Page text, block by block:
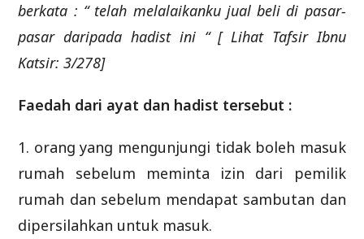
berkata : “ telah melalaikanku jual beli di pasar-
pasar daripada hadist ini “ [ Lihat Tafsir Ibnu
Katsir: 3/278]
Faedah dari ayat dan hadist tersebut :
1. orang yang mengunjungi tidak boleh masuk
rumah sebelum meminta izin dari pemilik
rumah dan sebelum mendapat sambutan dan
dipersilahkan untuk masuk.